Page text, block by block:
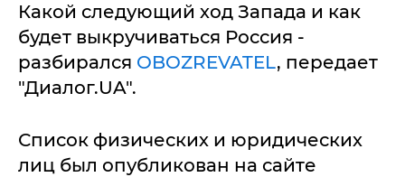
Какой следующий ход Запада и как
будет выкручиваться Россия -
разбирался OBOZREVATEL, передает
"Диалог.UA".
Список физических и юридических
лиц был опубликован на сайте